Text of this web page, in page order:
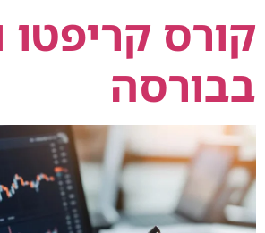
קורס
בבורסה